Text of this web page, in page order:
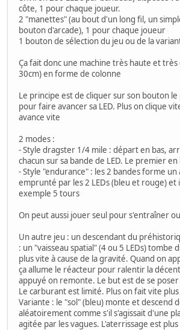
côte, 1 pour chaque joueur.
2 "manettes" (au bout d'un long fil, un
bouton d'arcade), 1 pour chaque joueur
1 bouton de sélection du jeu ou de la
Ça fait donc une machine très haute et
30cm) en forme de colonne
Le principe est de cliquer sur son bouton le
pour faire avancer sa LED. Plus on clique
avance vite
2 modes :
- Style dragster 1/4 mile : départ en bas,
chacun sur sa bande de LED. Le premier
- Style "endurance" : les 2 bandes forme un
emprunté par les 2 LEDs (bleu et rouge)
exemple 5 tours
On peut aussi jouer seul pour s'entraîner
Un autre jeu : un descendant du
: un "vaisseau spatial" (4 ou 5 LEDs) tombe
plus vite à cause de la gravité. Quand on
ça allume le réacteur pour ralentir la
appuyé on remonte. Le but est de se
Le carburant est limité. Plus on fait vite
Variante : le "sol" (bleu) monte et descend
aléatoirement comme s'il s'agissait d'une
agitée par les vagues. L'aterrissage est